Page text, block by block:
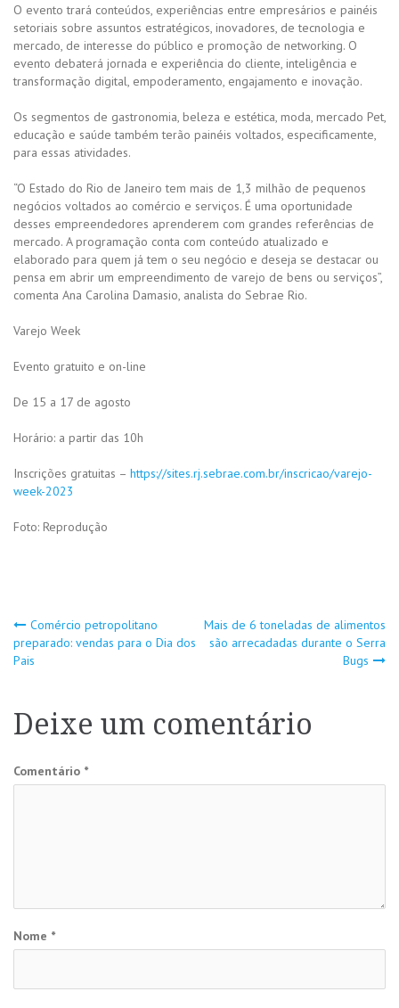
O evento trará conteúdos, experiências entre empresários e painéis
setoriais sobre assuntos estratégicos, inovadores, de tecnologia e
mercado, de interesse do público e promoção de networking. O
evento debaterá jornada e experiência do cliente, inteligência e
transformação digital, empoderamento, engajamento e inovação.
Os segmentos de gastronomia, beleza e estética, moda, mercado Pet,
educação e saúde também terão painéis voltados, especificamente,
para essas atividades.
“O Estado do Rio de Janeiro tem mais de 1,3 milhão de pequenos
negócios voltados ao comércio e serviços. É uma oportunidade
desses empreendedores aprenderem com grandes referências de
mercado. A programação conta com conteúdo atualizado e
elaborado para quem já tem o seu negócio e deseja se destacar ou
pensa em abrir um empreendimento de varejo de bens ou serviços”,
comenta Ana Carolina Damasio, analista do Sebrae Rio.
Varejo Week
Evento gratuito e on-line
De 15 a 17 de agosto
Horário: a partir das 10h
Inscrições gratuitas – https://sites.rj.sebrae.com.br/inscricao/varejo-
week-2023
Foto: Reprodução
Navegação
de
Post
Comércio petropolitano
preparado: vendas para o Dia dos
Pais
Mais de 6 toneladas de alimentos
são arrecadadas durante o Serra
Bugs
Deixe um comentário
Comentário *
Nome *